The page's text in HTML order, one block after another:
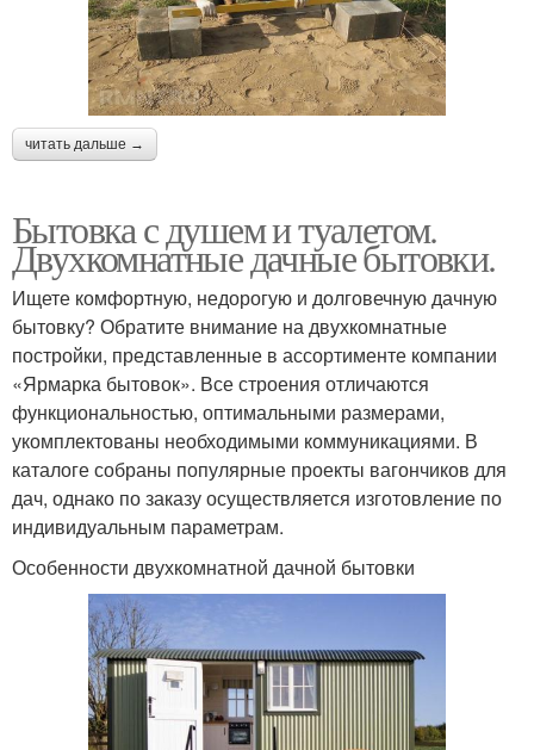
читать дальше →
Бытовка с душем и туалетом.
Двухкомнатные дачные бытовки.
Ищете комфортную, недорогую и долговечную дачную
бытовку? Обратите внимание на двухкомнатные
постройки, представленные в ассортименте компании
«Ярмарка бытовок». Все строения отличаются
функциональностью, оптимальными размерами,
укомплектованы необходимыми коммуникациями. В
каталоге собраны популярные проекты вагончиков для
дач, однако по заказу осуществляется изготовление по
индивидуальным параметрам.
Особенности двухкомнатной дачной бытовки